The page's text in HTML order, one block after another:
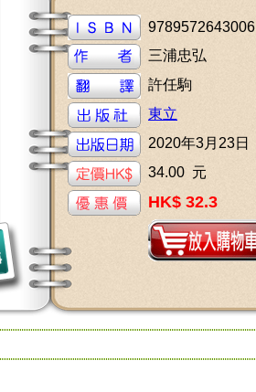
9789572643006
三浦忠弘
許任駒
東立
2020年3月23日
34.00 元
HK$ 32.3